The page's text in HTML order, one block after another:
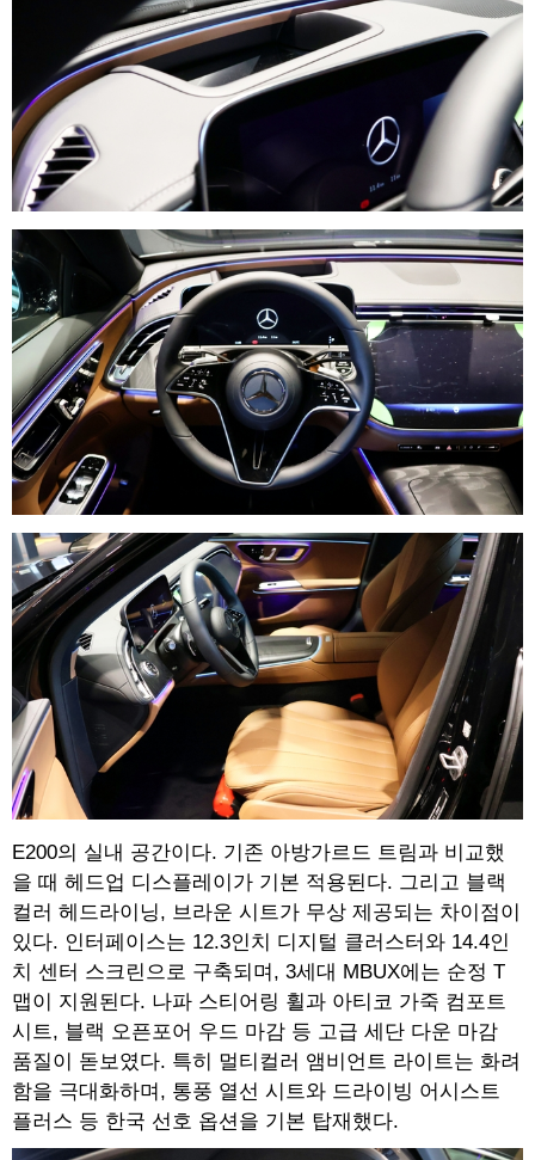
E200의 실내 공간이다. 기존 아방가르드 트림과 비교했
을 때 헤드업 디스플레이가 기본 적용된다. 그리고 블랙
컬러 헤드라이닝, 브라운 시트가 무상 제공되는 차이점이
있다. 인터페이스는 12.3인치 디지털 클러스터와 14.4인
치 센터 스크린으로 구축되며, 3세대 MBUX에는 순정 T
맵이 지원된다. 나파 스티어링 휠과 아티코 가죽 컴포트
시트, 블랙 오픈포어 우드 마감 등 고급 세단 다운 마감
품질이 돋보였다. 특히 멀티컬러 앰비언트 라이트는 화려
함을 극대화하며, 통풍 열선 시트와 드라이빙 어시스트
플러스 등 한국 선호 옵션을 기본 탑재했다.